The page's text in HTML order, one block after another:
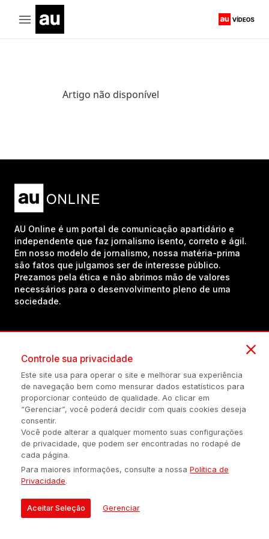
Artigo não disponível
AU Online é um portal de comunicação apartidário e
independente que faz jornalismo isento, correto e ágil.
Em nosso modelo de jornalismo, nossa matéria-prima
são fatos que julgamos ser de interesse público.
Prezamos pela ética e não abrimos mão de valores
necessários para o desenvolvimento pleno de uma
sociedade.
(54) 98434-8385
Política de privacidade Configuração de Cookies Quem Somos
É proibida a reprodução do conteúdo desta página em qualquer
meio de comunicação, eletrônico ou impreso, sem autorização
escrita de Auonline Comunicação Eireli.
© 2026 AUONLINE COMUNICAÇÃO EIRELI - CNPJ: 17.375.200/0001-
21
Controle sua privacidade
Este site usa para operar o site e melhorar sua experiência
de navegação bem como mensurar dados estatísticos para
proporcionar conteúdo de qualidade. Ao clicar em
“Gerenciar”, você poderá decidir com quais cookies deseja
consentir.
Você pode alterar a qualquer momento suas configurações
de privacidade, que podem ser encontradas no rodapé de
cada página.
Para maiores informações, consulte a nossaPolítica de
Privacidade.
Aceitar Seleção Gerenciar